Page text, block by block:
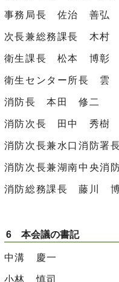
事務局長 佐治 善弘
次長兼総務課長 木村
衛生課長 松本 博彰
衛生センター所長 雲
消防長 本田 修二
消防次長 田中 秀樹
消防次長兼水口消防
消防次長兼湖南中央
消防総務課長 藤川
6 本会議の書記
中溝 慶一
小林 慎司